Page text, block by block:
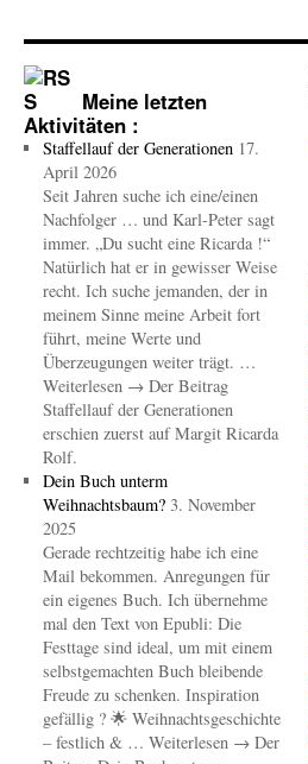
Meine letzten
Aktivitäten :
Staffellauf der Generationen 17.
April 2026
Seit Jahren suche ich eine/einen
Nachfolger … und Karl-Peter sagt
immer. „Du sucht eine Ricarda !“
Natürlich hat er in gewisser Weise
recht. Ich suche jemanden, der in
meinem Sinne meine Arbeit fort
führt, meine Werte und
Überzeugungen weiter trägt. …
Weiterlesen → Der Beitrag
Staffellauf der Generationen
erschien zuerst auf Margit Ricarda
Rolf.
Dein Buch unterm
Weihnachtsbaum? 3. November
2025
Gerade rechtzeitig habe ich eine
Mail bekommen. Anregungen für
ein eigenes Buch. Ich übernehme
mal den Text von Epubli: Die
Festtage sind ideal, um mit einem
selbstgemachten Buch bleibende
Freude zu schenken. Inspiration
gefällig ? 🌟 Weihnachtsgeschichte
– festlich & … Weiterlesen → Der